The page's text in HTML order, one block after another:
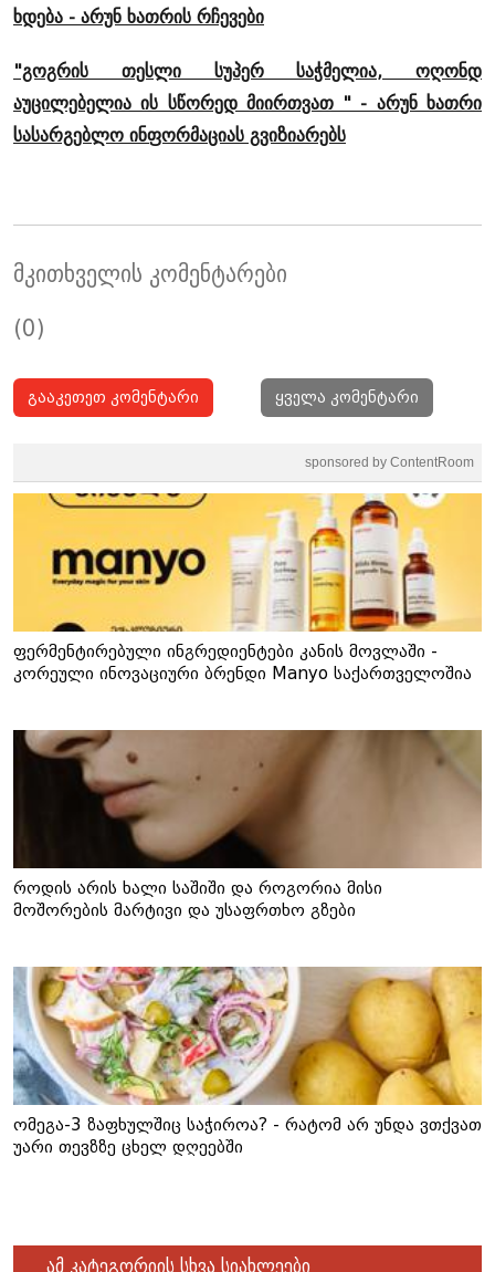
ხდება - არუნ ხათრის რჩევები
"გოგრის თესლი სუპერ საჭმელია, ოღონდ
აუცილებელია ის სწორედ მიირთვათ " - არუნ ხათრი
სასარგებლო ინფორმაციას გვიზიარებს
მკითხველის კომენტარები
(0)
გააკეთეთ კომენტარი ყველა კომენტარი
sponsored by ContentRoom
ფერმენტირებული ინგრედიენტები კანის მოვლაში -
კორეული ინოვაციური ბრენდი Manyo საქართველოშია
როდის არის ხალი საშიში და როგორია მისი
მოშორების მარტივი და უსაფრთხო გზები
ომეგა-3 ზაფხულშიც საჭიროა? - რატომ არ უნდა ვთქვათ
უარი თევზზე ცხელ დღეებში